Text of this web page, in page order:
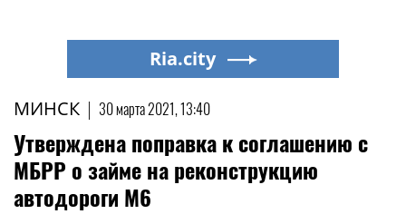
МИНСК | 30 марта 2021, 13:40
Утверждена поправка к соглашению с
МБРР о займе на реконструкцию
автодороги М6
Ria.city